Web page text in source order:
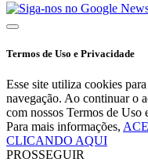
Termos de Uso e Privacidade
Esse site utiliza cookies
navegação. Ao continuar o
com nossos Termos de Uso
Para mais informações,
CLICANDO AQUI
PROSSEGUIR